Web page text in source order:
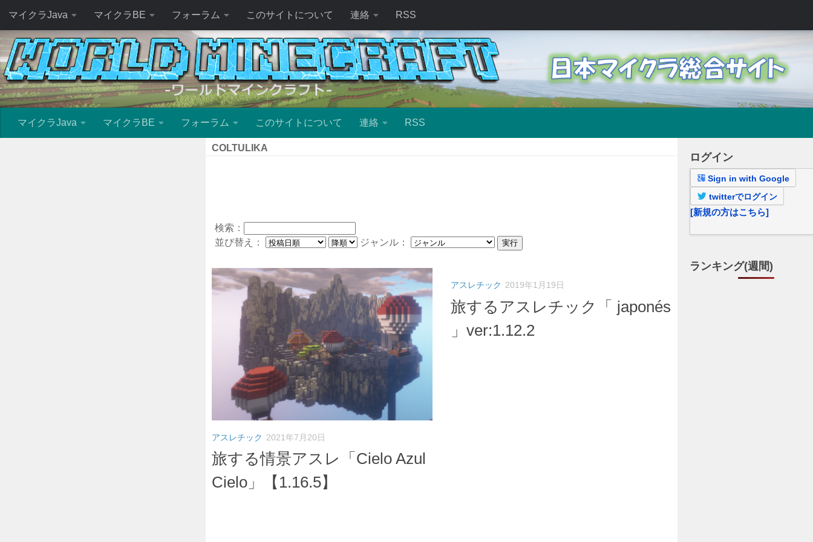
マイクラJava マイクラBE フォーラム このサイトについて 連絡 RSS
マイクラJava マイクラBE フォーラム このサイトについて 連絡 RSS
COLTULIKA
検索：
並び替え：
ジャンル：
アスレチック 2021年7月20日
旅する情景アスレ「Cielo Azul
Cielo」【1.16.5】
アスレチック 2019年1月19日
旅するアスレチック「 japonés
」ver:1.12.2
ログイン
Sign in with Google
twitterでログイン
[新規の方はこちら]
ランキング(週間)